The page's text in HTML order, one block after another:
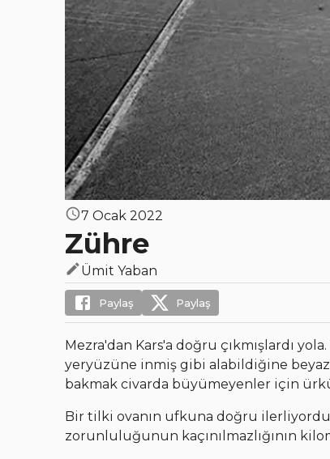
7 Ocak 2022
Zühre
Ümit Yaban
Paylaş Paylaş
Mezra'dan Kars'a doğru çıkmışlardı
yeryüzüne inmiş gibi alabildiğine beyaz
bakmak civarda büyümeyenler için
Bir tilki ovanın ufkuna doğru
zorunluluğunun kaçınılmazlığının